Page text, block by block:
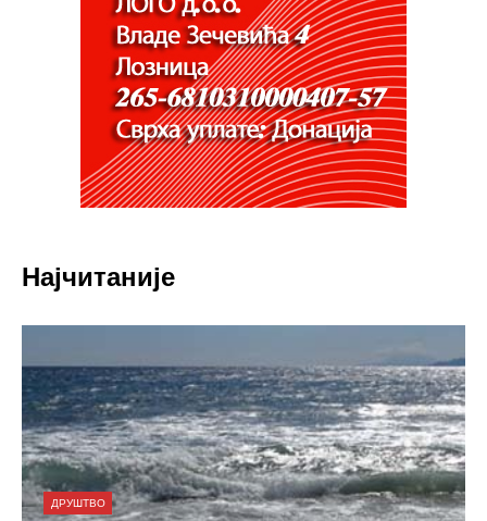
Најчитаније
ДРУШТВО